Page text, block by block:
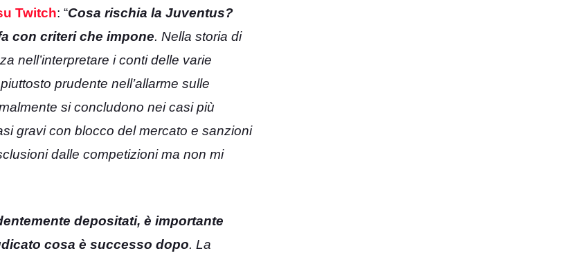
Twitch: “Cosa rischia la Juventus?
con criteri che impone. Nella storia di
nell’interpretare i conti delle varie
prudente nell’allarme sulle
si concludono nei casi più
gravi con blocco del mercato e sanzioni
dalle competizioni ma non mi
depositati, è importante
cosa è successo dopo. La